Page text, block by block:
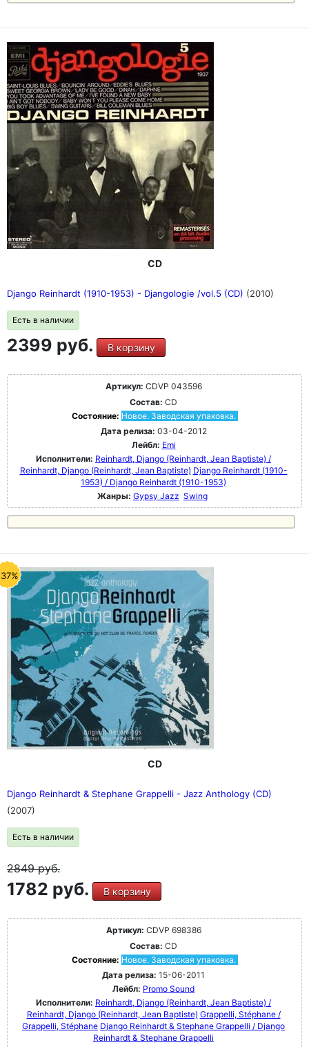
CD
Django Reinhardt (1910-1953) - Djangologie /vol.5 (CD) (2010)
Есть в наличии
2399 руб. В корзину
Артикул: CDVP 043596
Состав: CD
Состояние: Новое. Заводская упаковка.
Дата релиза: 03-04-2012
Лейбл: Emi
Исполнители: Reinhardt, Django (Reinhardt, Jean Baptiste) /
Reinhardt, Django (Reinhardt, Jean Baptiste) Django Reinhardt (1910-
1953) / Django Reinhardt (1910-1953)
Жанры: Gypsy Jazz Swing
CD
Django Reinhardt & Stephane Grappelli - Jazz Anthology (CD)
(2007)
Есть в наличии
2849руб.
1782 руб. В корзину
Артикул: CDVP 698386
Состав: CD
Состояние: Новое. Заводская упаковка.
Дата релиза: 15-06-2011
Лейбл: Promo Sound
Исполнители: Reinhardt, Django (Reinhardt, Jean Baptiste) /
Reinhardt, Django (Reinhardt, Jean Baptiste) Grappelli, Stéphane /
Grappelli, Stéphane Django Reinhardt & Stephane Grappelli / Django
Reinhardt & Stephane Grappelli